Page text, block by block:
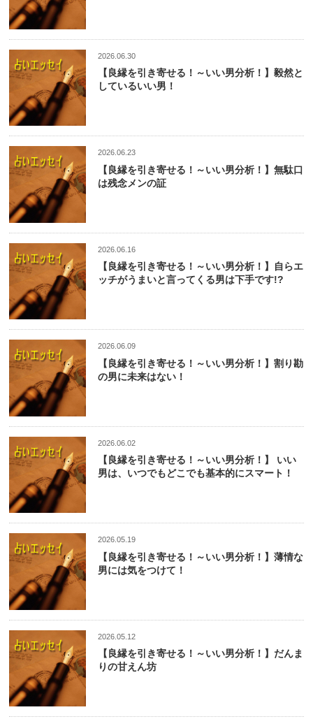
2026.06.30
【良縁を引き寄せる！～いい男分析！】毅然と
しているいい男！
2026.06.23
【良縁を引き寄せる！～いい男分析！】無駄口
は残念メンの証
2026.06.16
【良縁を引き寄せる！～いい男分析！】自らエ
ッチがうまいと言ってくる男は下手です!?
2026.06.09
【良縁を引き寄せる！～いい男分析！】割り勘
の男に未来はない！
2026.06.02
【良縁を引き寄せる！～いい男分析！】 いい
男は、いつでもどこでも基本的にスマート！
2026.05.19
【良縁を引き寄せる！～いい男分析！】薄情な
男には気をつけて！
2026.05.12
【良縁を引き寄せる！～いい男分析！】だんま
りの甘えん坊